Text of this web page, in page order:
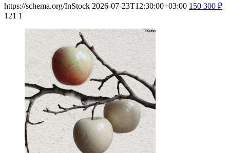
https://schema.org/InStock 2026-07-23T12:30:00+03:00 150 300 ₽
121 1